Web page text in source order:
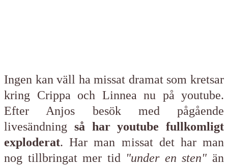
Ingen kan väll ha missat dramat som kretsar
kring Crippa och Linnea nu på youtube.
Efter Anjos besök med pågående
livesändning så har youtube fullkomligt
exploderat. Har man missat det har man
nog tillbringat mer tid "under en sten" än